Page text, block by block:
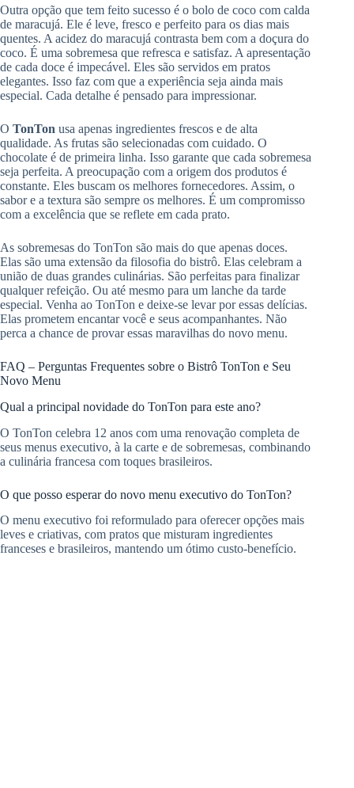
Outra opção que tem feito sucesso é o bolo de coco com calda
de maracujá. Ele é leve, fresco e perfeito para os dias mais
quentes. A acidez do maracujá contrasta bem com a doçura do
coco. É uma sobremesa que refresca e satisfaz. A apresentação
de cada doce é impecável. Eles são servidos em pratos
elegantes. Isso faz com que a experiência seja ainda mais
especial. Cada detalhe é pensado para impressionar.
O TonTon usa apenas ingredientes frescos e de alta
qualidade. As frutas são selecionadas com cuidado. O
chocolate é de primeira linha. Isso garante que cada sobremesa
seja perfeita. A preocupação com a origem dos produtos é
constante. Eles buscam os melhores fornecedores. Assim, o
sabor e a textura são sempre os melhores. É um compromisso
com a excelência que se reflete em cada prato.
As sobremesas do TonTon são mais do que apenas doces.
Elas são uma extensão da filosofia do bistrô. Elas celebram a
união de duas grandes culinárias. São perfeitas para finalizar
qualquer refeição. Ou até mesmo para um lanche da tarde
especial. Venha ao TonTon e deixe-se levar por essas delícias.
Elas prometem encantar você e seus acompanhantes. Não
perca a chance de provar essas maravilhas do novo menu.
FAQ – Perguntas Frequentes sobre o Bistrô TonTon e Seu
Novo Menu
Qual a principal novidade do TonTon para este ano?
O TonTon celebra 12 anos com uma renovação completa de
seus menus executivo, à la carte e de sobremesas, combinando
a culinária francesa com toques brasileiros.
O que posso esperar do novo menu executivo do TonTon?
O menu executivo foi reformulado para oferecer opções mais
leves e criativas, com pratos que misturam ingredientes
franceses e brasileiros, mantendo um ótimo custo-benefício.